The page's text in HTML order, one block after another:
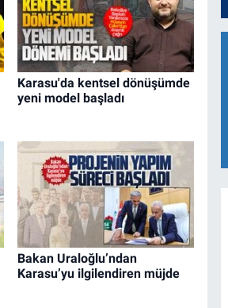
Karasu'da kentsel dönüşümde
yeni model başladı
Bakan Uraloğlu’ndan
Karasu’yu ilgilendiren müjde